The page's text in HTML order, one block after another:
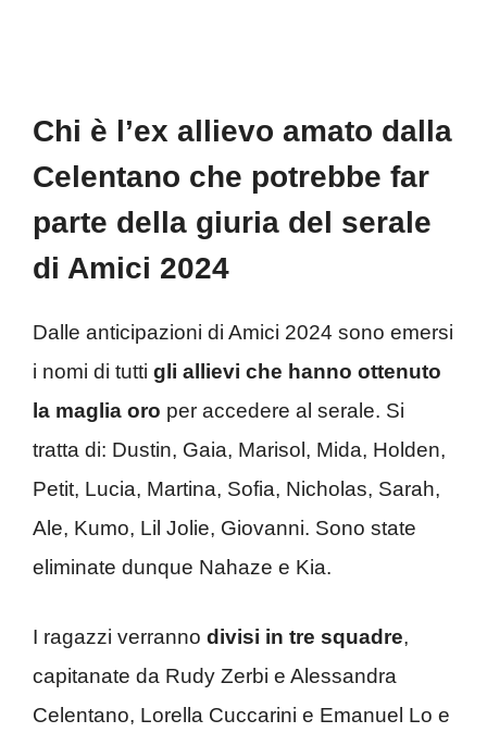
Chi è l’ex allievo amato dalla
Celentano che potrebbe far
parte della giuria del serale
di Amici 2024
Dalle anticipazioni di Amici 2024 sono emersi
i nomi di tutti gli allievi che hanno ottenuto
la maglia oro per accedere al serale. Si
tratta di: Dustin, Gaia, Marisol, Mida, Holden,
Petit, Lucia, Martina, Sofia, Nicholas, Sarah,
Ale, Kumo, Lil Jolie, Giovanni. Sono state
eliminate dunque Nahaze e Kia.
I ragazzi verranno divisi in tre squadre,
capitanate da Rudy Zerbi e Alessandra
Celentano, Lorella Cuccarini e Emanuel Lo e